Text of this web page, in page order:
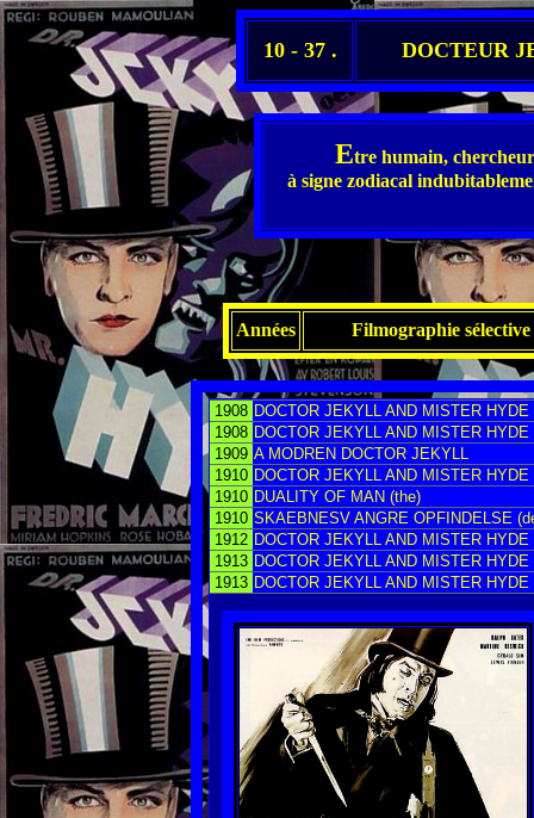
10 - 37 . DOCTEUR
Etre humain,
à signe zodiacal
Années Filmographie sélective
1908 DOCTOR JEKYLL AND MISTER HYDE
1908 DOCTOR JEKYLL AND MISTER HYDE
1909 A MODREN DOCTOR JEKYLL
1910 DOCTOR JEKYLL AND MISTER HYDE
1910 DUALITY OF MAN (the)
1910 SKAEBNESV ANGRE OPFINDELSE
1912 DOCTOR JEKYLL AND MISTER HYDE
1913 DOCTOR JEKYLL AND MISTER HYDE
1913 DOCTOR JEKYLL AND MISTER HYDE